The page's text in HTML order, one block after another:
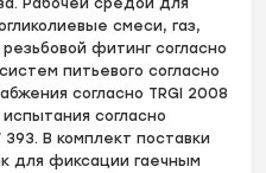
смеси, газ,
фитинг согласно
питьевого согласно
согласно TRGI 2008
согласно
393. В комплект поставки
для фиксации гаечным